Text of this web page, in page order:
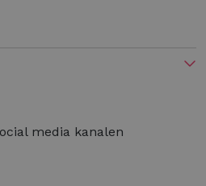
media kanalen